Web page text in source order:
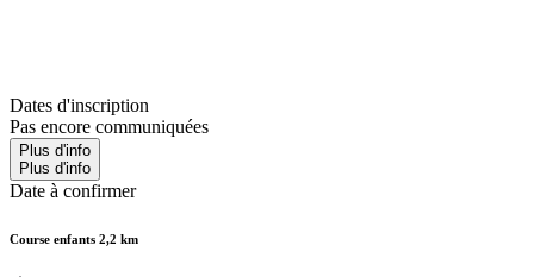
Dates d'inscription
Pas encore communiquées
Plus d'info
Plus d'info
Date à confirmer
Course enfants 2,2 km